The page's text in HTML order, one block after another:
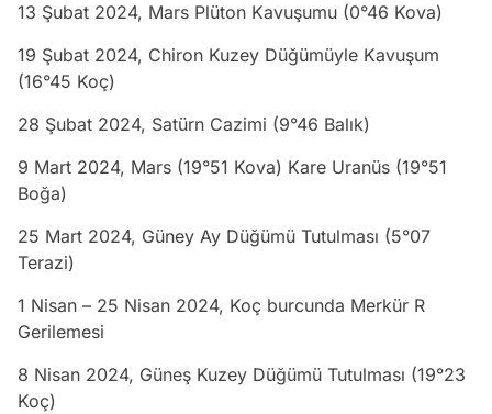
13 Şubat 2024, Mars Plüton Kavuşumu (0°46 Kova)
19 Şubat 2024, Chiron Kuzey Düğümüyle Kavuşum
(16°45 Koç)
28 Şubat 2024, Satürn Cazimi (9°46 Balık)
9 Mart 2024, Mars (19°51 Kova) Kare Uranüs (19°51
Boğa)
25 Mart 2024, Güney Ay Düğümü Tutulması (5°07
Terazi)
1 Nisan – 25 Nisan 2024, Koç burcunda Merkür R
Gerilemesi
8 Nisan 2024, Güneş Kuzey Düğümü Tutulması (19°23
Koç)